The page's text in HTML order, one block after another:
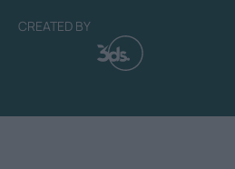
CREATED BY